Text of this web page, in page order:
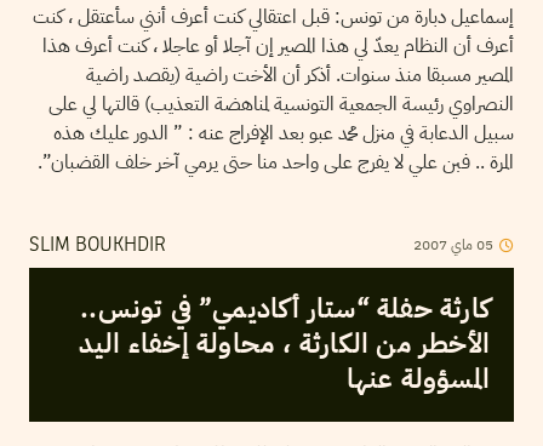
إسماعيل دبارة من تونس: قبل اعتقالي كنت أعرف أنني سأعتقل ، كنت
أعرف أن النظام يعدّ لي هذا المصير إن آجلا أو عاجلا ، كنت أعرف هذا
المصير مسبقا منذ سنوات. أذكر أن الأخت راضية (يقصد راضية
النصراوي رئيسة الجمعية التونسية لمناهضة التعذيب) قالتها لي على
سبيل الدعابة في منزل محمد عبو بعد الإفراج عنه : ” الدور عليك هذه
المرة .. فبن علي لا يفرج على واحد منا حتى يرمي آخر خلف القضبان”.
SLIM BOUKHDIR 05ماي2007
كارثة حفلة “ستار أكاديمي” في تونس..
الأخطر من الكارثة ، محاولة إخفاء اليد
المسؤولة عنها